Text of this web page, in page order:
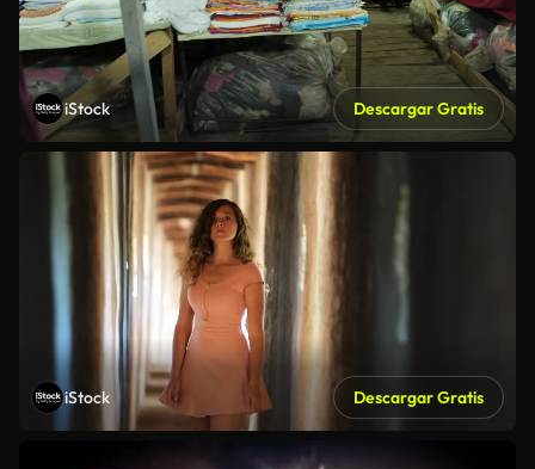
iStock Descargar Gratis
iStock Descargar Gratis